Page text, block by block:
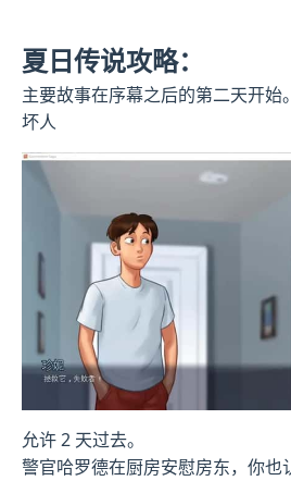
夏日传说攻略：
主要故事在序幕之后的第二天开始。
坏人
允许 2 天过去。
警官哈罗德在厨房安慰房东，你也